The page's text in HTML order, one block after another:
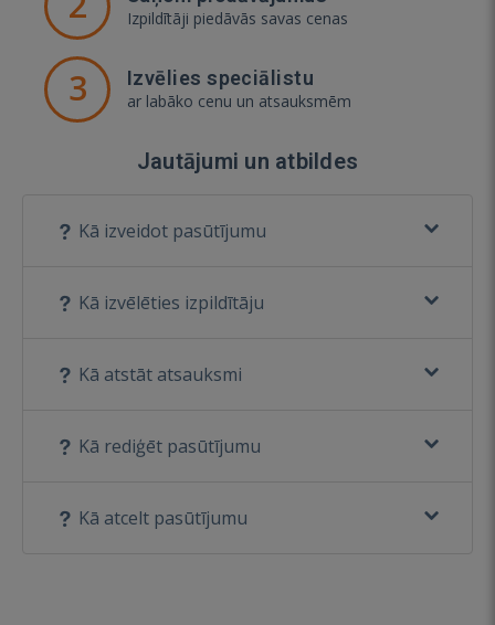
Izpildītāji piedāvās savas cenas
3 Izvēlies speciālistu
ar labāko cenu un atsauksmēm
Jautājumi un atbildes
Kā izveidot pasūtījumu
Kā izvēlēties izpildītāju
Kā atstāt atsauksmi
Kā rediģēt pasūtījumu
Kā atcelt pasūtījumu